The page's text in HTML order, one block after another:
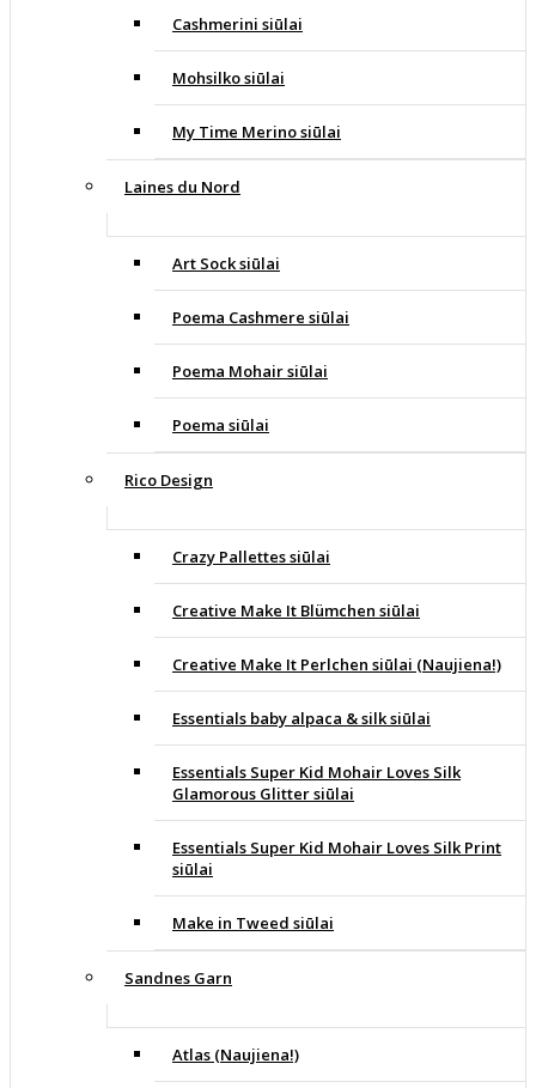
Cashmerini siūlai
Mohsilko siūlai
My Time Merino siūlai
Laines du Nord
Art Sock siūlai
Poema Cashmere siūlai
Poema Mohair siūlai
Poema siūlai
Rico Design
Crazy Pallettes siūlai
Creative Make It Blümchen siūlai
Creative Make It Perlchen siūlai (Naujiena!)
Essentials baby alpaca & silk siūlai
Essentials Super Kid Mohair Loves Silk
Glamorous Glitter siūlai
Essentials Super Kid Mohair Loves Silk Print
siūlai
Make in Tweed siūlai
Sandnes Garn
Atlas (Naujiena!)